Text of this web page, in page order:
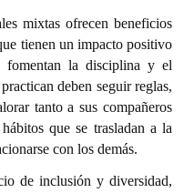
mixtas ofrecen beneficios
tienen un impacto positivo
la disciplina y el
deben seguir reglas,
tanto a sus compañeros
que se trasladan a la
con los demás.
de inclusión y diversidad,